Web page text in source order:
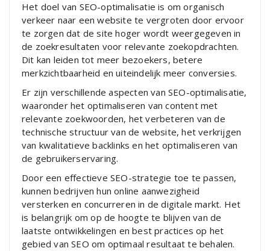
Het doel van SEO-optimalisatie is om organisch
verkeer naar een website te vergroten door ervoor
te zorgen dat de site hoger wordt weergegeven in
de zoekresultaten voor relevante zoekopdrachten.
Dit kan leiden tot meer bezoekers, betere
merkzichtbaarheid en uiteindelijk meer conversies.
Er zijn verschillende aspecten van SEO-optimalisatie,
waaronder het optimaliseren van content met
relevante zoekwoorden, het verbeteren van de
technische structuur van de website, het verkrijgen
van kwalitatieve backlinks en het optimaliseren van
de gebruikerservaring.
Door een effectieve SEO-strategie toe te passen,
kunnen bedrijven hun online aanwezigheid
versterken en concurreren in de digitale markt. Het
is belangrijk om op de hoogte te blijven van de
laatste ontwikkelingen en best practices op het
gebied van SEO om optimaal resultaat te behalen.